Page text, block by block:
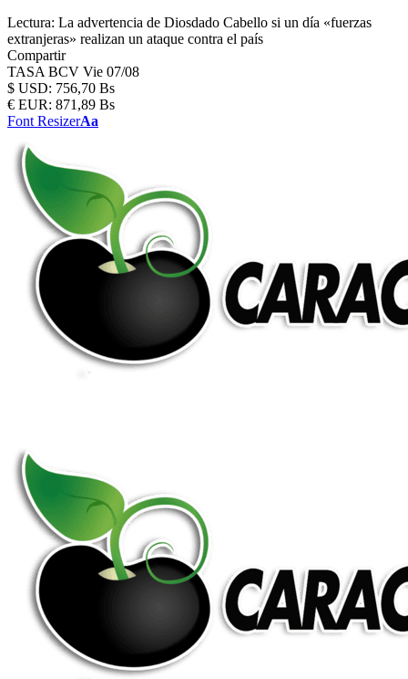
Lectura: La advertencia de Diosdado Cabello si un día «fuerzas
extranjeras» realizan un ataque contra el país
Compartir
TASA BCV Vie 07/08
$ USD: 756,70 Bs
€ EUR: 871,89 Bs
Font ResizerAa